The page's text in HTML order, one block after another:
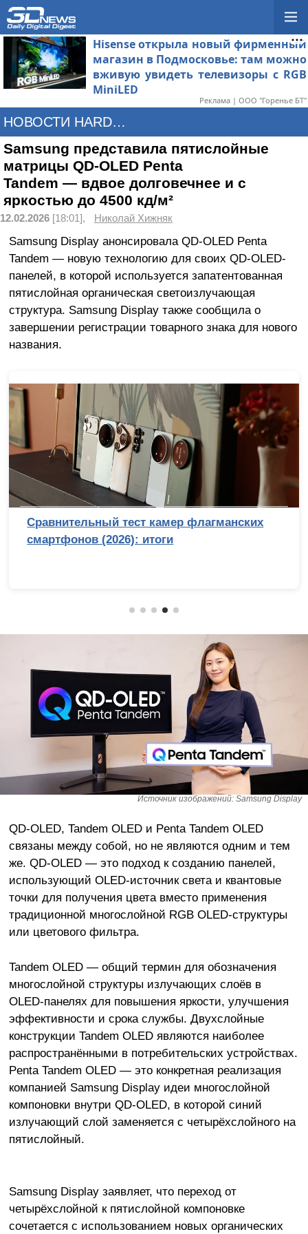
Hisense открыла новый фирменный
магазин в Подмосковье: там можно
вживую увидеть телевизоры с RGB
MiniLED
Реклама | ООО "Горенье БТ"
НОВОСТИ HARDWARE
Samsung представила пятислойные
матрицы QD-OLED Penta
Tandem — вдвое долговечнее и с
яркостью до 4500 кд/м²
12.02.2026 [18:01], Николай Хижняк
Samsung Display анонсировала QD-OLED Penta
Tandem — новую технологию для своих QD-OLED-
панелей, в которой используется запатентованная
пятислойная органическая светоизлучающая
структура. Samsung Display также сообщила о
завершении регистрации товарного знака для нового
названия.
Сравнительный тест камер флагманских
смартфонов (2026): итоги
Источник изображений: Samsung Display
QD-OLED, Tandem OLED и Penta Tandem OLED
связаны между собой, но не являются одним и тем
же. QD-OLED — это подход к созданию панелей,
использующий OLED-источник света и квантовые
точки для получения цвета вместо применения
традиционной многослойной RGB OLED-структуры
или цветового фильтра.
Tandem OLED — общий термин для обозначения
многослойной структуры излучающих слоёв в
OLED-панелях для повышения яркости, улучшения
эффективности и срока службы. Двухслойные
конструкции Tandem OLED являются наиболее
распространёнными в потребительских устройствах.
Penta Tandem OLED — это конкретная реализация
компанией Samsung Display идеи многослойной
компоновки внутри QD-OLED, в которой синий
излучающий слой заменяется с четырёхслойного на
пятислойный.
Samsung Display заявляет, что переход от
четырёхслойной к пятислойной компоновке
сочетается с использованием новых органических